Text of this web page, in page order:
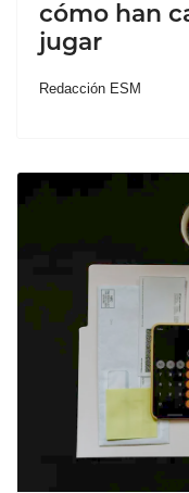
cómo han
jugar
Redacción ESM